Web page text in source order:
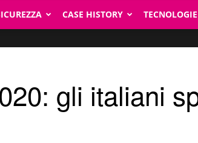
CASE HISTORY TECNOLOGIE
gli italiani